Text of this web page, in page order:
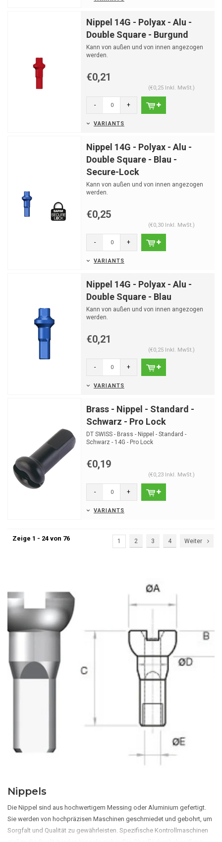
Nippel 14G - Polyax - Alu -
Double Square - Burgund
Kann von außen und von innen angezogen
werden.
€0,21
(€0,25 Inkl. MwSt.)
- +
VARIANTS
Nippel 14G - Polyax - Alu -
Double Square - Blau -
Secure-Lock
Kann von außen und von innen angezogen
werden.
€0,25
(€0,30 Inkl. MwSt.)
- +
VARIANTS
Nippel 14G - Polyax - Alu -
Double Square - Blau
Kann von außen und von innen angezogen
werden.
€0,21
(€0,25 Inkl. MwSt.)
- +
VARIANTS
Brass - Nippel - Standard -
Schwarz - Pro Lock
DT SWISS - Brass - Nippel - Standard -
Schwarz - 14G - Pro Lock
€0,19
(€0,23 Inkl. MwSt.)
- +
VARIANTS
Zeige 1 - 24 von 76 1 2 3 4 Weiter
Nippels
Die Nippel sind aus hochwertigem Messing oder Aluminium gefertigt.
Sie werden von hochpräzisen Maschinen geschmiedet und gebohrt, um
Sorgfalt und Qualität zu gewährleisten. Spezifische Kontrollmaschinen